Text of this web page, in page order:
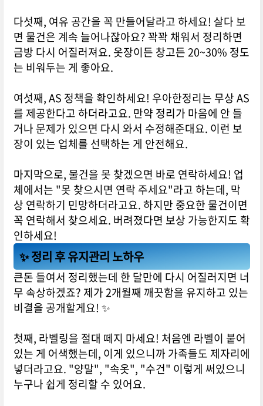
다섯째, 여유 공간을 꼭 만들어달라고 하세요! 살다 보
면 물건은 계속 늘어나잖아요? 꽉꽉 채워서 정리하면
금방 다시 어질러져요. 옷장이든 창고든 20~30% 정도
는 비워두는 게 좋아요.
여섯째, AS 정책을 확인하세요! 우아한정리는 무상 AS
를 제공한다고 하더라고요. 만약 정리가 마음에 안 들
거나 문제가 있으면 다시 와서 수정해준대요. 이런 보
장이 있는 업체를 선택하는 게 안전해요.
마지막으로, 물건을 못 찾겠으면 바로 연락하세요! 업
체에서는 "못 찾으시면 연락 주세요"라고 하는데, 막
상 연락하기 민망하더라고요. 하지만 중요한 물건이면
꼭 연락해서 찾으세요. 버려졌다면 보상 가능한지도 확
인하세요!
✨ 정리 후 유지관리 노하우
큰돈 들여서 정리했는데 한 달만에 다시 어질러지면 너
무 속상하겠죠? 제가 2개월째 깨끗함을 유지하고 있는
비결을 공개할게요! ✨
첫째, 라벨링을 절대 떼지 마세요! 처음엔 라벨이 붙어
있는 게 어색했는데, 이게 있으니까 가족들도 제자리에
넣더라고요. "양말", "속옷", "수건" 이렇게 써있으니
누구나 쉽게 정리할 수 있어요.